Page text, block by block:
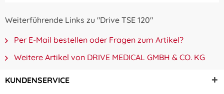
Weiterführende Links zu "Drive TSE 120"
Per E-Mail bestellen oder Fragen zum Artikel?
Weitere Artikel von DRIVE MEDICAL GMBH & CO. KG
KUNDENSERVICE